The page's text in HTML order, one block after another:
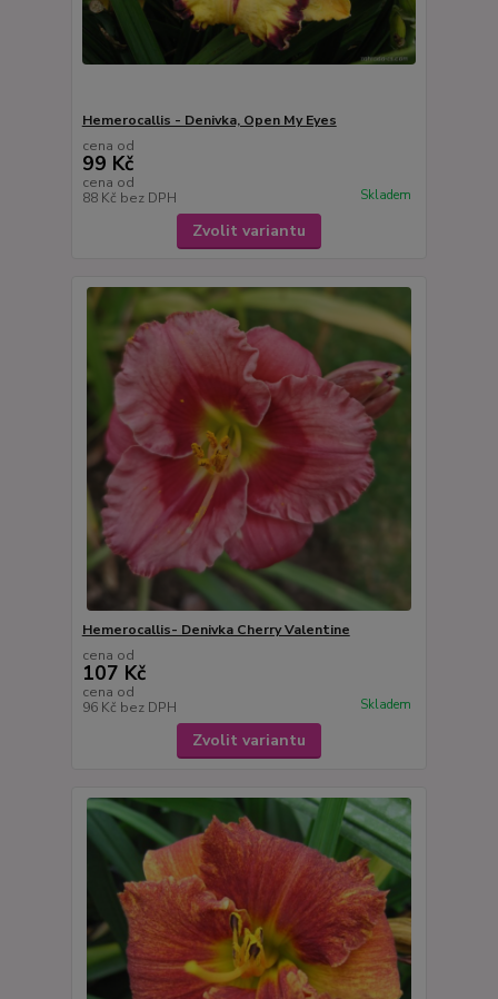
Hemerocallis - Denivka, Open My Eyes
cena od
99 Kč
cena od
88 Kč bez DPH Skladem
Zvolit variantu
Hemerocallis- Denivka Cherry Valentine
cena od
107 Kč
cena od
96 Kč bez DPH Skladem
Zvolit variantu